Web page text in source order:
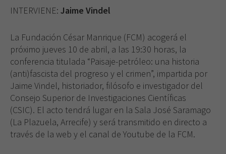
INTERVIENE: Jaime Vindel
La Fundación César Manrique (FCM) acogerá el
próximo jueves 10 de abril, a las 19:30 horas, la
conferencia titulada “Paisaje-petróleo: una historia
(anti)fascista del progreso y el crimen”, impartida por
Jaime Vindel, historiador, filósofo e investigador del
Consejo Superior de Investigaciones Científicas
(CSIC). El acto tendrá lugar en la Sala José Saramago
(La Plazuela, Arrecife) y será transmitido en directo a
través de la web y el canal de Youtube de la FCM.